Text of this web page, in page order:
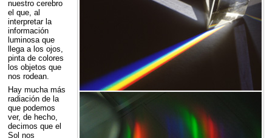
nuestro cerebro
el que, al
interpretar la
información
luminosa que
llega a los ojos,
pinta de colores
los objetos que
nos rodean.
Hay mucha más
radiación de la
que podemos
ver, de hecho,
decimos que el
Sol nos